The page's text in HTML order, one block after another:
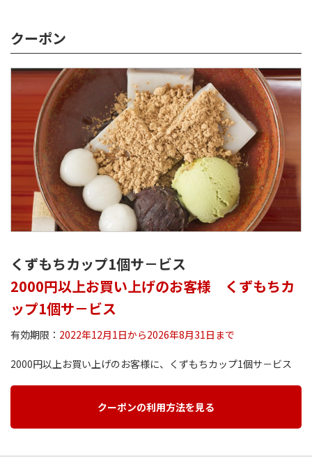
クーポン
くずもちカップ1個サ－ビス
2000円以上お買い上げのお客様 くずもちカ
ップ1個サ－ビス
有効期限： 2022年12月1日から2026年8月31日まで
2000円以上お買い上げのお客様に、くずもちカップ1個サ－ビス
クーポンの利用方法を見る